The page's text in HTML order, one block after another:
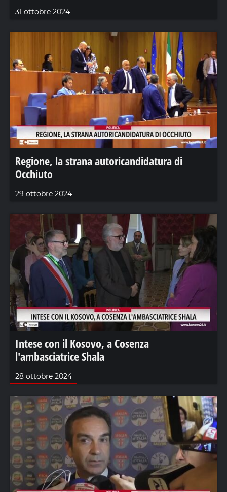
31 ottobre 2024
Regione, la strana autoricandidatura di
Occhiuto
29 ottobre 2024
Intese con il Kosovo, a Cosenza
l'ambasciatrice Shala
28 ottobre 2024